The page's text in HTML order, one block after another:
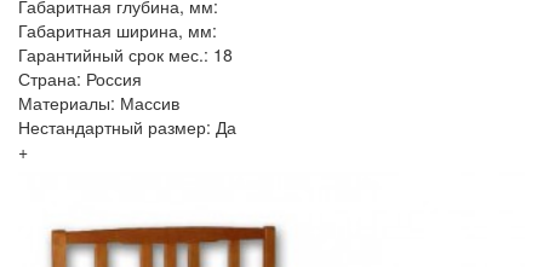
Габаритная глубина, мм:
Габаритная ширина, мм:
Гарантийный срок мес.: 18
Страна: Россия
Материалы: Массив
Нестандартный размер: Да
+